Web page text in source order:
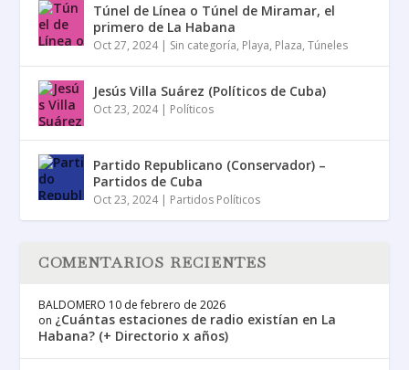
Túnel de Línea o Túnel de Miramar, el
primero de La Habana
Oct 27, 2024| Sin categoría, Playa, Plaza,Túneles
Jesús Villa Suárez (Políticos de Cuba)
Oct 23, 2024| Políticos
Partido Republicano (Conservador) –
Partidos de Cuba
Oct 23, 2024| Partidos Políticos
COMENTARIOS RECIENTES
BALDOMERO 10 de febrero de 2026
on ¿Cuántas estaciones de radio existían en La
Habana? (+ Directorio x años)